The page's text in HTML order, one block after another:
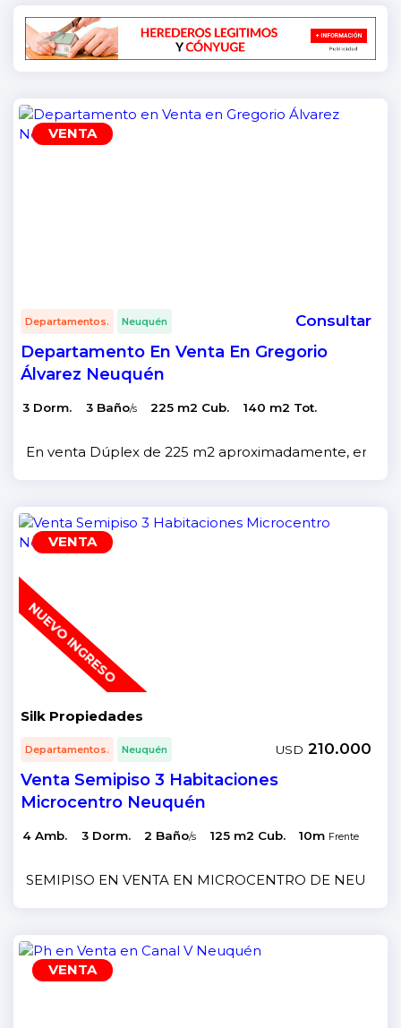
VENTA
Departamentos. Neuquén Consultar
Departamento En Venta En Gregorio
Álvarez Neuquén
3 Dorm. 3 Baño/s 225 m2 Cub. 140 m2 Tot.
En venta Dúplex de 225 m2 aproximadamente, en
VENTA
NUEVO INGRESO
Silk Propiedades
Departamentos. Neuquén USD 210.000
Venta Semipiso 3 Habitaciones
Microcentro Neuquén
4 Amb. 3 Dorm. 2 Baño/s 125 m2 Cub. 10m Frente
SEMIPISO EN VENTA EN MICROCENTRO DE
VENTA